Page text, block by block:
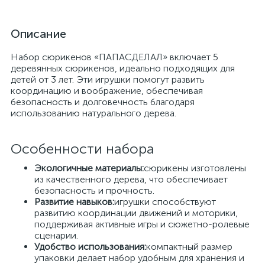
Описание
Набор сюрикенов «ПАПАСДЕЛАЛ» включает 5
деревянных сюрикенов, идеально подходящих для
детей от 3 лет. Эти игрушки помогут развить
координацию и воображение, обеспечивая
безопасность и долговечность благодаря
использованию натурального дерева.
Особенности набора
Экологичные материалы:сюрикены изготовлены
из качественного дерева, что обеспечивает
безопасность и прочность.
Развитие навыков:игрушки способствуют
развитию координации движений и моторики,
поддерживая активные игры и сюжетно-ролевые
сценарии.
Удобство использования:компактный размер
упаковки делает набор удобным для хранения и